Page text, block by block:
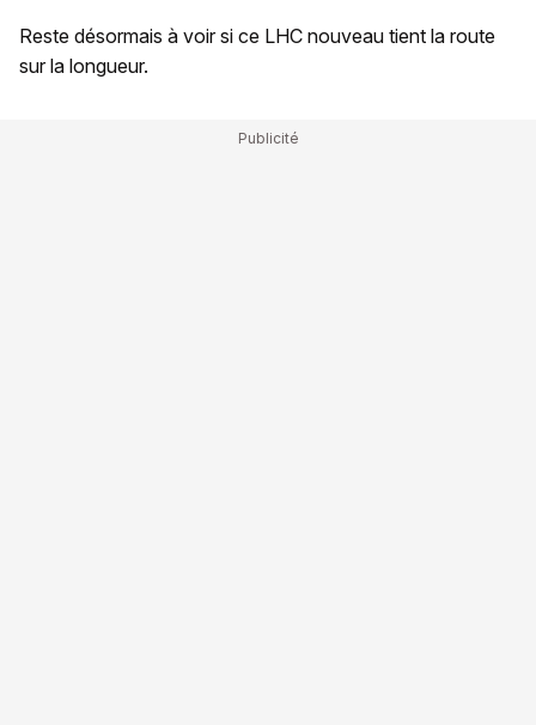
Reste désormais à voir si ce LHC nouveau tient la route
sur la longueur.